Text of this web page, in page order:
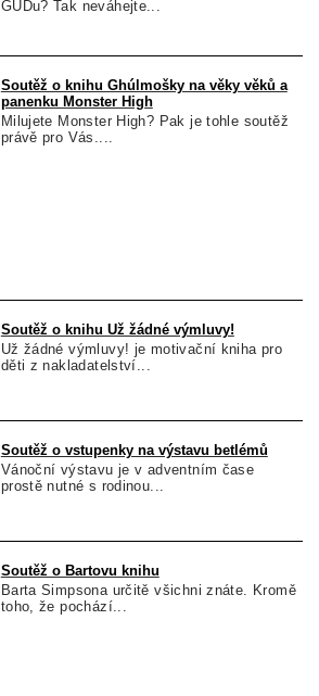
GUDu? Tak neváhejte...
Soutěž o knihu Ghúlmošky na věky věků a
panenku Monster High
Milujete Monster High? Pak je tohle soutěž
právě pro Vás....
Soutěž o knihu Už žádné výmluvy!
Už žádné výmluvy! je motivační kniha pro
děti z nakladatelství...
Soutěž o vstupenky na výstavu betlémů
Vánoční výstavu je v adventním čase
prostě nutné s rodinou...
Soutěž o Bartovu knihu
Barta Simpsona určitě všichni znáte. Kromě
toho, že pochází...